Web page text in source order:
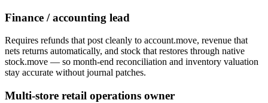
Finance / accounting lead
Requires refunds that post cleanly to account.move, revenue that
nets returns automatically, and stock that restores through native
stock.move — so month-end reconciliation and inventory valuation
stay accurate without journal patches.
Multi-store retail operations owner